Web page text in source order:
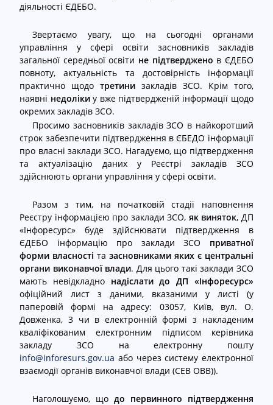
и
н
и
а
р
а
м
е
р
и
діяльності ЄДЕБО.
Звертаємо увагу, що на сьогодні органами
управління у сфері освіти засновників закладів
загальної середньої освіти не підтверджено в ЄДЕБО
повноту, актуальність та достовірність інформації
практично щодотретини закладів ЗСО. Крім того,
наявні недолікиу вже підтвердженій інформації щодо
окремих закладів ЗСО.
Просимо засновників закладів ЗСО в найкоротший
строк забезпечити підтвердження в ЄБЕДО інформації
про власні заклади ЗСО. Нагадуємо, що підтвердження
та актуалізацію даних у Реєстрі закладів ЗСО
здійснюють органи управління у сфері освіти.
Разом з тим, на початковій стадії наповнення
Реєстру інформацією про заклади ЗСО, як виняток, ДП
«Інфоресурс» буде здійснювати підтвердження в
ЄДЕБО інформацію про заклади ЗСО приватної
форми власності тазасновниками яких є центральні
органи виконавчої влади. Для цього такі заклади ЗСО
мають невідкладно надіслати до ДП «Інфоресурс»
офіційний лист з даними, вказаними у листі (у
паперовій формі на адресу: 03057, Київ, вул. О.
Довженка, 3 чи в електронній формі з накладеним
кваліфікованим електронним підписом керівника
закладу ЗСО на електронну пошту
info@inforesurs.gov.ua або через систему електронної
взаємодії органів виконавчої влади (СЕВ ОВВ)).
Наголошуємо, що до первинного підтвердження